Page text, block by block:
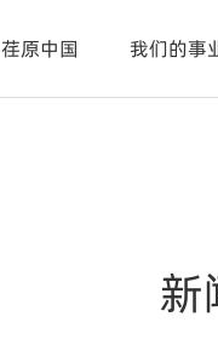
荏原中国 我们的事
新